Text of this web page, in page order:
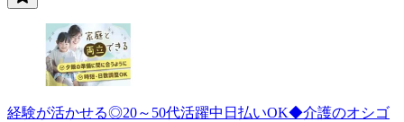
経験が活かせる◎20～50代活躍中日払いOK◆介護のオシゴ